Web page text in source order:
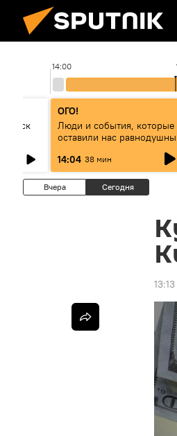
14:00
ОГО!
Люди и события, которые
оставили нас
14:04 38 мин
Вчера Сегодня